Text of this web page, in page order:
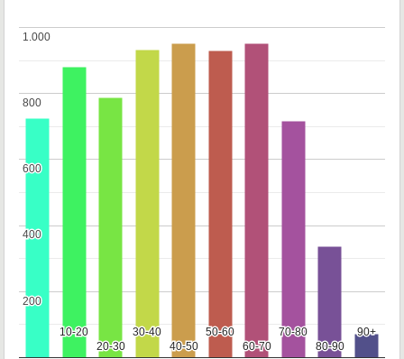
10-20
10-20
20-30
20-30
30-40
30-40
40-50
40-50
50-60
50-60
60-70
60-70
70-80
70-80
80-90
80-90
90+
90+
200
200
400
400
600
600
800
800
1.000
1.000